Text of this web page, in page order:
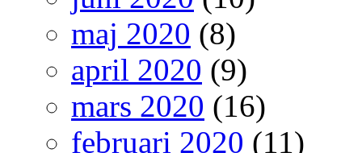
maj 2020 (8)
april 2020 (9)
mars 2020 (16)
februari 2020 (11)